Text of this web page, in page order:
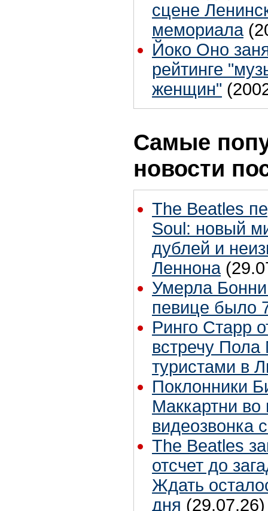
сцене
мемориала
Йоко Оно
рейтинге
женщин"
Самые
новости
The Beatles
Soul: новый
дублей и
Леннона
Умерла
певице было
Ринго Старр
встречу Пола
туристами в
Поклонники
Маккартни во
видеозвонка
The Beatles
отсчет до
Ждать
дня (29.07.26)